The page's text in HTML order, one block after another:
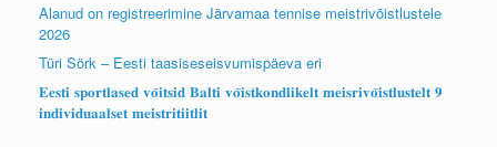
Alanud on registreerimine Järvamaa tennise meistrivõistlustele
2026
Türi Sörk – Eesti taasiseseisvumispäeva eri
𝐄𝐞𝐬𝐭𝐢 𝐬𝐩𝐨𝐫𝐭𝐥𝐚𝐬𝐞𝐝 𝐯𝐨̃𝐢𝐭𝐬𝐢𝐝 𝐁𝐚𝐥𝐭𝐢 𝐯𝐨̃𝐢𝐬𝐭𝐤𝐨𝐧𝐝𝐥𝐢𝐤𝐞𝐥𝐭 𝐦𝐞𝐢𝐬𝐫𝐢𝐯𝐨̃𝐢𝐬𝐭𝐥𝐮𝐬𝐭𝐞𝐥𝐭 𝟗
𝐢𝐧𝐝𝐢𝐯𝐢𝐝𝐮𝐚𝐚𝐥𝐬𝐞𝐭 𝐦𝐞𝐢𝐬𝐭𝐫𝐢𝐭𝐢𝐢𝐭𝐥𝐢𝐭